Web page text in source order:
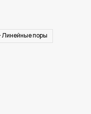
Линейные поры